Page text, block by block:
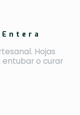
Hojas
entubar o curar